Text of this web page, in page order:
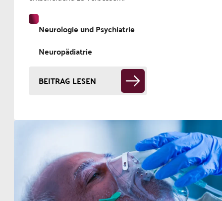
Neurologie und Psychiatrie
Neuropädiatrie
BEITRAG LESEN